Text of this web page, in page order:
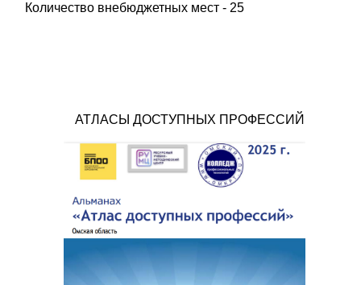
Количество внебюджетных мест - 25
АТЛАСЫ ДОСТУПНЫХ ПРОФЕССИЙ